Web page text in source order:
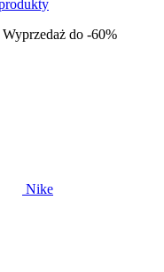
Wyprzedaż do -60%
Nike